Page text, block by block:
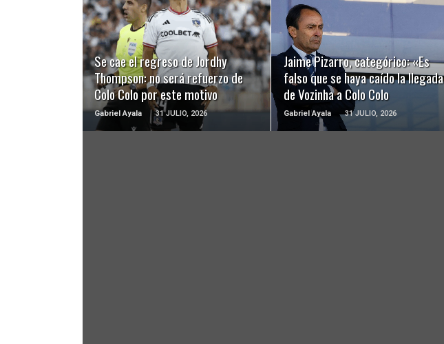
Se cae el regreso de Jordhy
Thompson: no será refuerzo de
Colo Colo por este motivo
Gabriel Ayala 31 JULIO, 2026
LEER MÁS
Jaime Pizarro, categórico: «Es
falso que se haya caído la llegada
de Vozinha a Colo Colo
Gabriel Ayala 31 JULIO, 2026
LEER MÁS